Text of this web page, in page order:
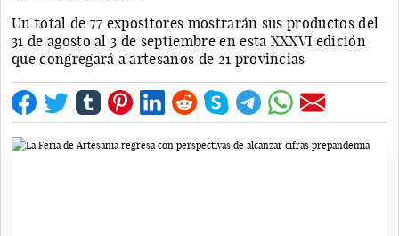
Un total de 77 expositores mostrarán sus productos del
31 de agosto al 3 de septiembre en esta XXXVI edición
que congregará a artesanos de 21 provincias